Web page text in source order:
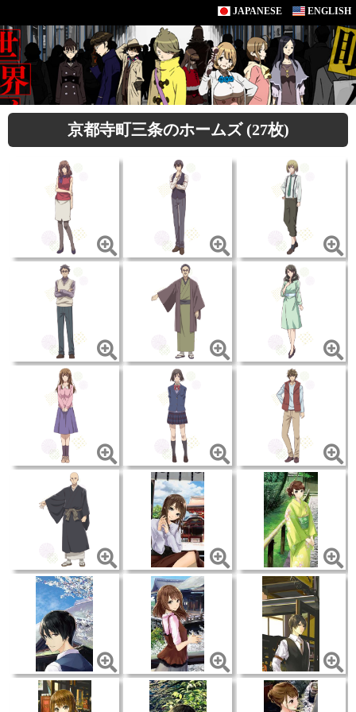
JAPANESE ENGLISH
京都寺町三条のホームズ (27枚)